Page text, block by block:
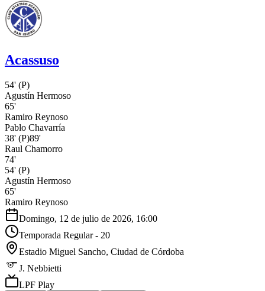
Acassuso
54' (P)
Agustín Hermoso
65'
Ramiro Reynoso
Pablo Chavarría
38' (P)89'
Raul Chamorro
74'
54' (P)
Agustín Hermoso
65'
Ramiro Reynoso
Domingo, 12 de julio de 2026, 16:00
Temporada Regular - 20
Estadio Miguel Sancho, Ciudad de Córdoba
J. Nebbietti
LPF Play